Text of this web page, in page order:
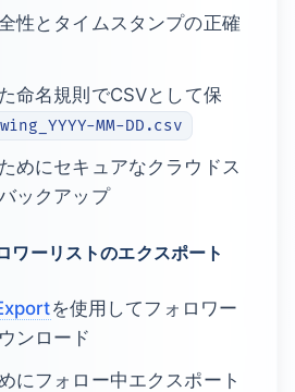
性とタイムスタンプの正確
命名規則でCSVとして保
MM-DD.csv
めにセキュアなクラウドス
ックアップ
ワーリストのエクスポート
を使用してフォロワー
ンロード
にフォロー中エクスポート